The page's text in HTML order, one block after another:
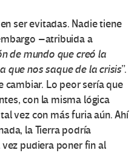
ser evitadas. Nadie tiene
–atribuida a
de mundo que creó la
que nos saque de la crisis”.
cambiar. Lo peor sería que
con la misma lógica
vez con más furia aún. Ahí
la Tierra podría
pudiera poner fin al